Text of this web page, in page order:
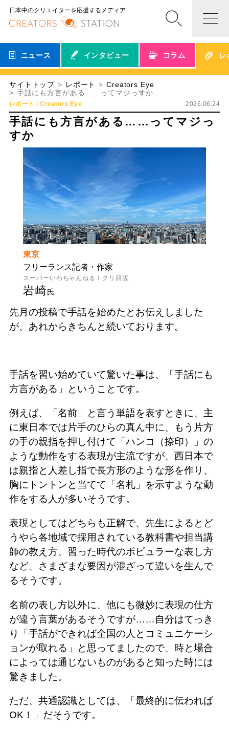
日本中のクリエイターを応援するメディア
ニュース インタビュー コラム レ
サイトトップ レポート
Creators Eye
手話にも方言がある……ってマジっすか
レポート Creators Eye 2026.06.24
手話にも方言がある……ってマジっ
すか
東京
フリーランス記者・作家
スーパーいわちゃんねる！クリ目版
岩崎氏
先月の投稿で手話を始めたとお伝えしました
が、あれからきちんと続いております。
手話を習い始めていて驚いた事は、「手話にも
方言がある」ということです。
例えば、「名前」と言う単語を表すときに、主
に東日本では片手のひらの真ん中に、もう片方
の手の親指を押し付けて「ハンコ（捺印）」の
ような動作をする表現が主流ですが、西日本で
は親指と人差し指で長方形のような形を作り、
胸にトントンと当てて「名札」を示すような動
作をする人が多いそうです。
表現としてはどちらも正解で、先生によるとど
うやら各地域で採用されている教科書や担当講
師の教え方、習った時代のポピュラーな表し方
など、さまざまな要因が混ざって違いを生んで
るそうです。
名前の表し方以外に、他にも微妙に表現の仕方
が違う言葉があるそうですが……自分はてっき
り「手話ができれば全国の人とコミュニケーシ
ョンが取れる」と思ってましたので、時と場合
によっては通じないものがあると知った時には
驚きました。
ただ、共通認識としては、「最終的に伝われば
OK！」だそうです。